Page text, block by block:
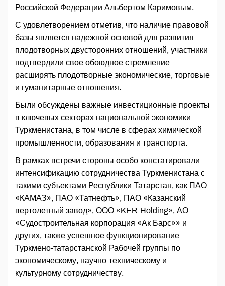
Российской Федерации Альбертом Каримовым.
С удовлетворением отметив, что наличие правовой
базы является надежной основой для развития
плодотворных двусторонних отношений, участники
подтвердили свое обоюдное стремление
расширять плодотворные экономические, торговые
и гуманитарные отношения.
Были обсуждены важные инвестиционные проекты
в ключевых секторах национальной экономики
Туркменистана, в том числе в сферах химической
промышленности, образования и транспорта.
В рамках встречи стороны особо констатировали
интенсификацию сотрудничества Туркменистана с
такими субъектами Республики Татарстан, как ПАО
«КАМАЗ», ПАО «Татнефть», ПАО «Казанский
вертолетный завод», ООО «KER-Holding», АО
«Судостроительная корпорация «Ак Барс»» и
других, также успешное функционирование
Туркмено-татарстанской Рабочей группы по
экономическому, научно-техническому и
культурному сотрудничеству.